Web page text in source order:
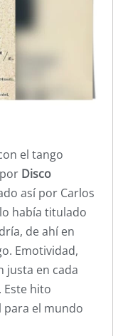
el tango
Disco
así por Carlos
había titulado
de ahí en
Emotividad,
justa en cada
Este hito
para el mundo